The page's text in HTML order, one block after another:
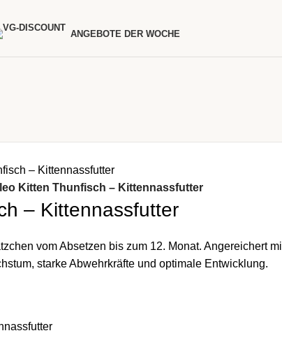
ANGEBOTE DER WOCHE
Kitten Thunfisch – Kittennassfutter
– Kittennassfutter
vom Absetzen bis zum 12. Monat. Angereichert
starke Abwehrkräfte und optimale Entwicklung.